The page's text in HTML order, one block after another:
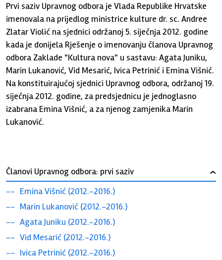
Prvi saziv Upravnog odbora je Vlada Republike Hrvatske
imenovala na prijedlog ministrice kulture dr. sc. Andree
Zlatar Violić na sjednici održanoj 5. siječnja 2012. godine
kada je donijela Rješenje o imenovanju članova Upravnog
odbora Zaklade "Kultura nova" u sastavu: Agata Juniku,
Marin Lukanović, Vid Mesarić, Ivica Petrinić i Emina Višnić.
Na konstituirajućoj sjednici Upravnog odbora, održanoj 19.
siječnja 2012. godine, za predsjednicu je jednoglasno
izabrana Emina Višnić, a za njenog zamjenika Marin
Lukanović.
Članovi Upravnog odbora: prvi saziv ›
Emina Višnić (2012.-2016.)
Marin Lukanović (2012.-2016.)
Agata Juniku (2012.-2016.)
Vid Mesarić (2012.-2016.)
Ivica Petrinić (2012.-2016.)